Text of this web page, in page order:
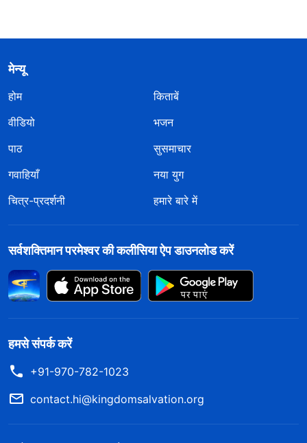
मेन्यू
होम
किताबें
वीडियो
भजन
पाठ
सुसमाचार
गवाहियाँ
नया युग
चित्र-प्रदर्शनी
हमारे बारे में
सर्वशक्तिमान परमेश्वर की कलीसिया ऐप डाउनलोड करें
हमसे संपर्क करें
+91-970-782-1023
contact.hi@kingdomsalvation.org